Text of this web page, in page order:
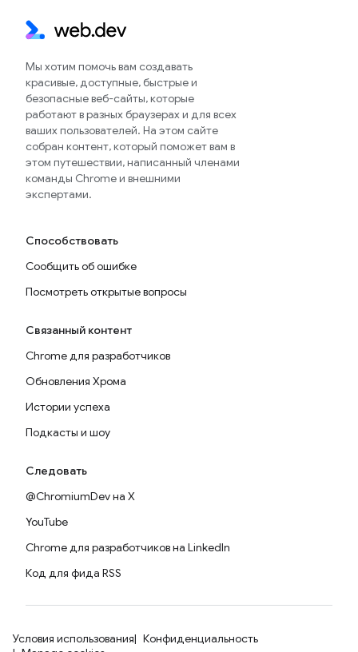
Мы хотим помочь вам создавать
красивые, доступные, быстрые и
безопасные веб-сайты, которые
работают в разных браузерах и для всех
ваших пользователей. На этом сайте
собран контент, который поможет вам в
этом путешествии, написанный членами
команды Chrome и внешними
экспертами.
Способствовать
Сообщить об ошибке
Посмотреть открытые вопросы
Связанный контент
Chrome для разработчиков
Обновления Хрома
Истории успеха
Подкасты и шоу
Следовать
@ChromiumDev на X
YouTube
Chrome для разработчиков на LinkedIn
Код для фида RSS
Условия использования
Конфиденциальность